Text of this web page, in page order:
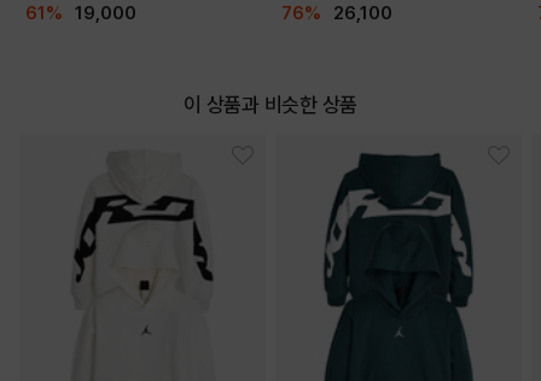
61% 19,000 76% 26,100
이 상품과 비슷한 상품